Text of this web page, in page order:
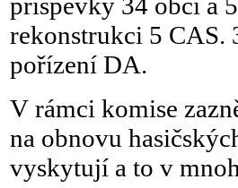
rekonstrukci 5 CAS.
pořízení DA.
V rámci komise
na obnovu
vyskytují a to v